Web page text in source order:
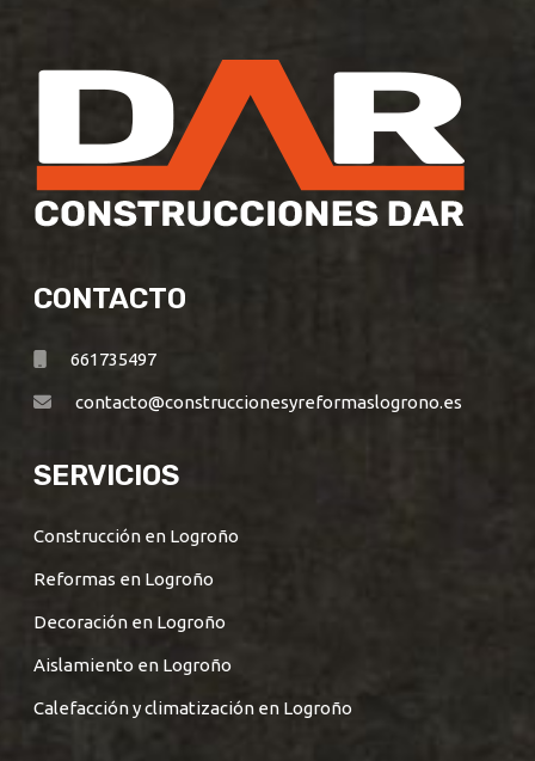
CONTACTO
661735497
contacto@construccionesyreformaslogrono.es
SERVICIOS
Construcción en Logroño
Reformas en Logroño
Decoración en Logroño
Aislamiento en Logroño
Calefacción y climatización en Logroño